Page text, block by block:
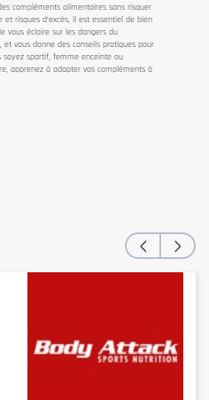
compléments alimentaires sans risquer
risques d’excès, il est essentiel de bien
vous éclaire sur les dangers du
et vous donne des conseils pratiques pour
soyez sportif, femme enceinte ou
apprenez à adapter vos compléments à
‹ ›